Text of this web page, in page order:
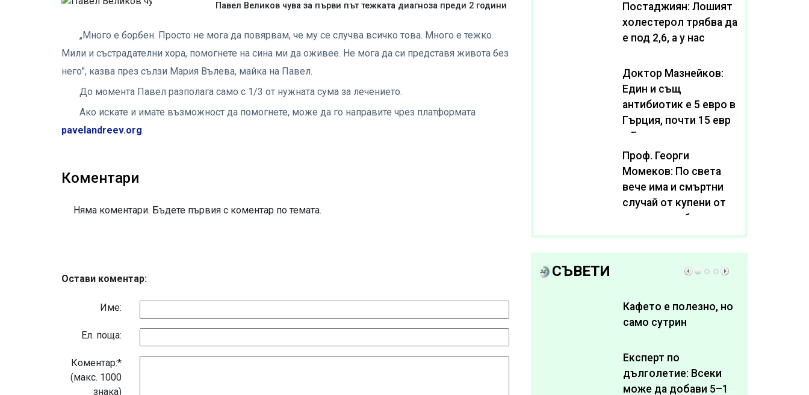
Павел Великов чува за първи път тежката диагноза преди 2 години
„Много е борбен. Просто не мога да повярвам, че му се случва всичко това. Много е тежко.
Мили и състрадателни хора, помогнете на сина ми да оживее. Не мога да си представя живота без
него", казва през сълзи Мария Вълева, майка на Павел.
До момента Павел разполага само с 1/3 от нужната сума за лечението.
Ако искате и имате възможност да помогнете, може да го направите чрез платформата
pavelandreev.org.
Коментари
Няма коментари. Бъдете първия с коментар по темата.
Остави коментар:
Име:
Eл. поща:
Коментар:*
(макс. 1000
знака)
Постаджиян: Лошият
холестерол трябва да
е под 2,6, а у нас
нива от 3,2
Доктор Мазнейков:
Един и същ
антибиотик e 5 евро в
Гърция, почти 15 евро
в България
Проф. Георги
Момеков: По света
вече има и смъртни
случай от купени от
интернет субстанции
за отслабване
СЪВЕТИ
Кафето е полезно, но
само сутрин
Експерт по
дълголетие: Всеки
може да добави 5–10